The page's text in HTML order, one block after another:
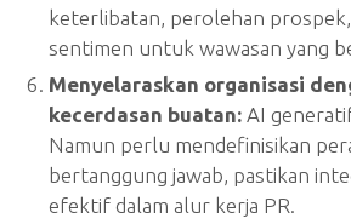
keterlibatan, perolehan prospek,
sentimen untuk wawasan yang
Menyelaraskan organisasi
kecerdasan buatan: AI
Namun perlu mendefinisikan
bertanggung jawab, pastikan
efektif dalam alur kerja PR.